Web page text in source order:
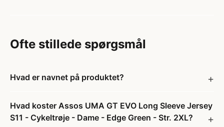
Ofte stillede spørgsmål
Hvad er navnet på produktet?
Hvad koster Assos UMA GT EVO Long Sleeve Jersey
S11 - Cykeltrøje - Dame - Edge Green - Str. 2XL?